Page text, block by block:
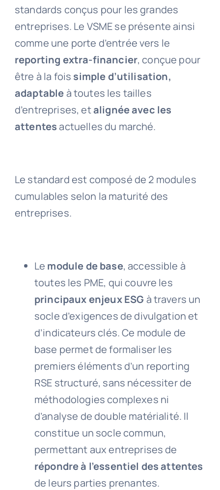
standards conçus pour les grandes
entreprises. Le VSME se présente ainsi
comme une porte d’entrée vers le
reporting extra-financier, conçue pour
être à la fois simple d’utilisation,
adaptableà toutes les tailles
d’entreprises, etalignée avec les
attentesactuelles du marché.
Le standard est composé de 2 modules
cumulables selon la maturité des
entreprises.
Le module de base, accessible à
toutes les PME, qui couvre les
principaux enjeux ESG à travers un
socle d’exigences de divulgation et
d’indicateurs clés. Ce module de
base permet de formaliser les
premiers éléments d’un reporting
RSE structuré, sans nécessiter de
méthodologies complexes ni
d’analyse de double matérialité. Il
constitue un socle commun,
permettant aux entreprises de
répondre à l’essentiel des attentes
de leurs parties prenantes.